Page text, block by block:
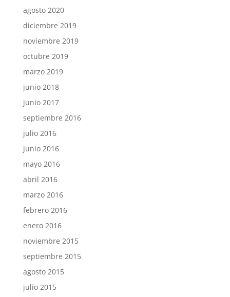
agosto 2020
diciembre 2019
noviembre 2019
octubre 2019
marzo 2019
junio 2018
junio 2017
septiembre 2016
julio 2016
junio 2016
mayo 2016
abril 2016
marzo 2016
febrero 2016
enero 2016
noviembre 2015
septiembre 2015
agosto 2015
julio 2015